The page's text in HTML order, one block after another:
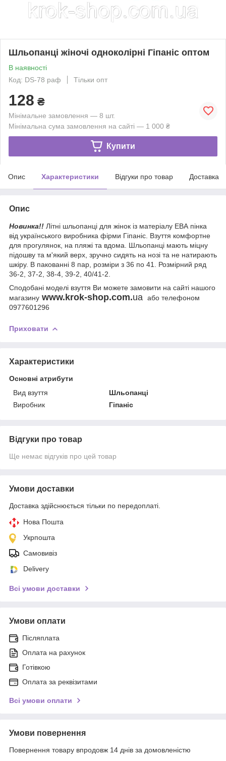
Шльопанці жіночі одноколірні Гіпаніс оптом
В наявності
Код: DS-78 раф
Тільки опт
128 ₴
Мінімальне замовлення — 8 шт.
Мінімальна сума замовлення на сайті — 1 000 ₴
Купити
Опис Характеристики Відгуки про товар Доставка
Опис
Новинка!! Літні шльопанці для жінок із матеріалу ЕВА пінка
від українського виробника фірми Гіпаніс. Взуття комфортне
для прогулянок, на пляжі та вдома. Шльопанці мають міцну
підошву та м'який верх, зручно сидять на нозі та не натирають
шкіру. В пакованні 8 пар, розміри з 36 по 41. Розмірний ряд
36-2, 37-2, 38-4, 39-2, 40/41-2.
Сподобані моделі взуття Ви можете замовити на сайті нашого
магазину www.krok-shop.com.ua
або телефоном
0977601296
Приховати
Характеристики
Основні атрибути
Вид взуття
Шльопанці
Виробник
Гіпаніс
Відгуки про товар
Ще немає відгуків про цей товар
Умови доставки
Доставка здійснюється тільки по передоплаті.
Нова Пошта
Укрпошта
Самовивіз
Delivery
Всі умови доставки
Умови оплати
Післяплата
Оплата на рахунок
Готівкою
Оплата за реквізитами
Всі умови оплати
Умови повернення
Повернення товару впродовж 14 днів за домовленістю